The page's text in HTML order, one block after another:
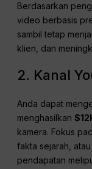
Berdasarkan
video berbasis
sambil tetap
klien, dan
2. Kanal
Anda dapat
menghasilkan
kamera. Fokus
fakta sejarah,
pendapatan